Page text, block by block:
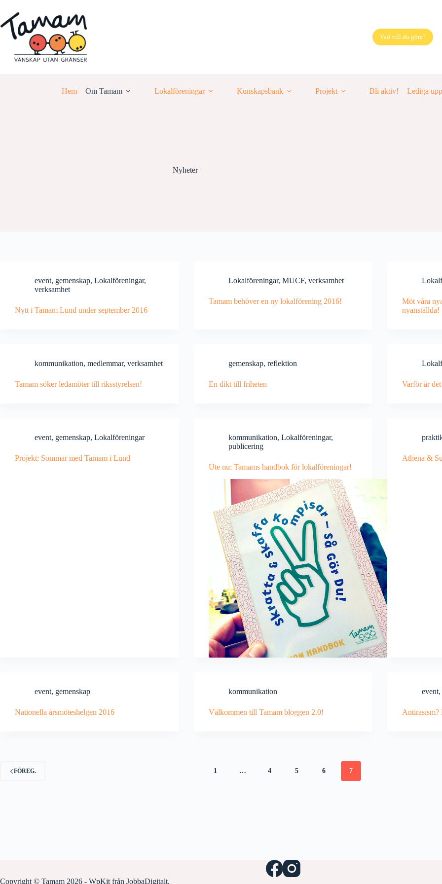
innehåll
Vad vill du göra?
Hem Om Tamam Lokalföreningar Kunskapsbank Projekt Bli aktiv! Lediga
Nyheter
event, gemenskap, Lokalföreningar,
verksamhet
Nytt i Tamam Lund under september 2016
Lokalföreningar, MUCF, verksamhet
Tamam behöver en ny lokalförening 2016!
Möt våra
nyanställda!
kommunikation, medlemmar, verksamhet
Tamam söker ledamöter till riksstyrelsen!
gemenskap, reflektion
En dikt till friheten Varför är
event, gemenskap, Lokalföreningar
Projekt: Sommar med Tamam i Lund
kommunikation, Lokalföreningar,
publicering
Ute nu: Tamams handbok för lokalföreningar!
Athena &
event, gemenskap
Nationella årsmöteshelgen 2016
kommunikation
Välkommen till Tamam bloggen 2.0!
event
Antirasism?
FÖREG. 1 … 4 5 6 7
Copyright © Tamam 2026 - WpKit från JobbaDigitalt.